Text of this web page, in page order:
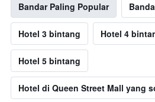
Bandar Paling Popular
Hotel 3 bintang Hotel 4
Hotel 5 bintang
Hotel di Queen Street Mall yang